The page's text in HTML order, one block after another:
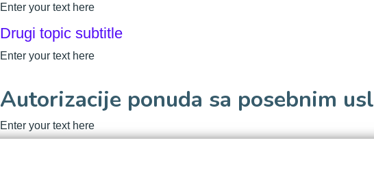
Enter your text here
Drugi topic subtitle
Enter your text here
Autorizacije ponuda sa posebnim
Enter your text here